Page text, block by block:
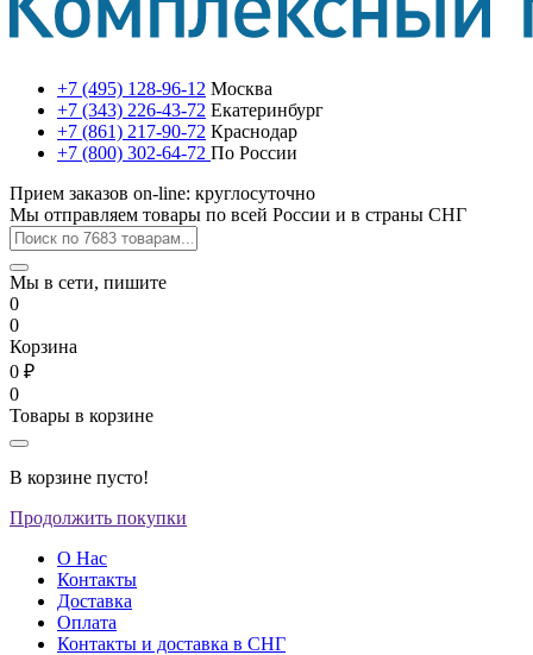
+7 (495) 128-96-12 Москва
+7 (343) 226-43-72 Екатеринбург
+7 (861) 217-90-72 Краснодар
+7 (800) 302-64-72 По России
Прием заказов on-line: круглосуточно
Мы отправляем товары по всей России и в страны СНГ
Мы в сети, пишите
0
0
Корзина
0 ₽
0
Товары в корзине
В корзине пусто!
Продолжить покупки
О Нас
Контакты
Доставка
Оплата
Контакты и доставка в СНГ